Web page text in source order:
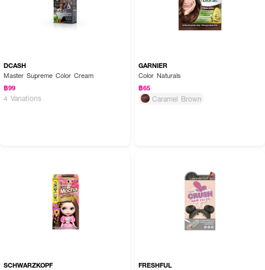
DCASH
Master Supreme Color Cream
฿99
4 Variations
GARNIER
Color Naturals
฿65
Caramel Brown
SCHWARZKOPF FRESHFUL